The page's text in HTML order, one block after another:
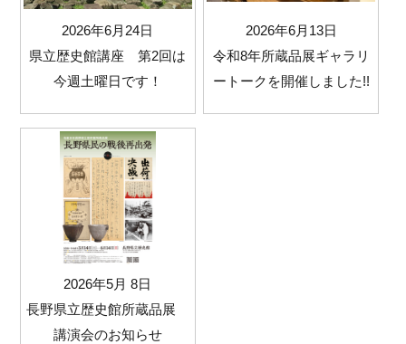
2026年6月24日
県立歴史館講座 第2回は
今週土曜日です！
2026年6月13日
令和8年所蔵品展ギャラリ
ートークを開催しました!!
2026年5月 8日
長野県立歴史館所蔵品展
講演会のお知らせ